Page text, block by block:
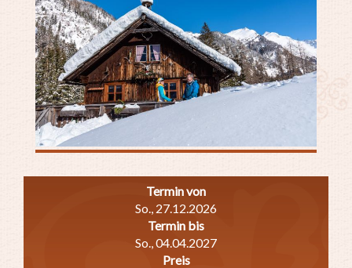
Termin von
So., 27.12.2026
Termin bis
So., 04.04.2027
Preis